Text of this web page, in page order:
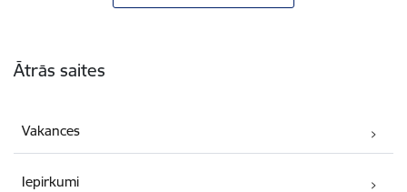
Ātrās saites
Vakances
Iepirkumi